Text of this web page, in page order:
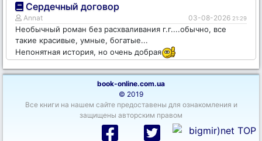
Сердечный договор
Annat 03-08-2026 21:29
Необычный роман без расхваливания г.г....обычно, все
такие красивые, умные, богатые...
Непонятная история, но очень добрая
book-online.com.ua
© 2019
Все книги на нашем сайте предоставены для ознакомления и
защищены авторским правом